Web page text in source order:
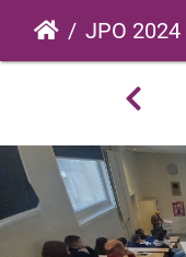
JPO 2024